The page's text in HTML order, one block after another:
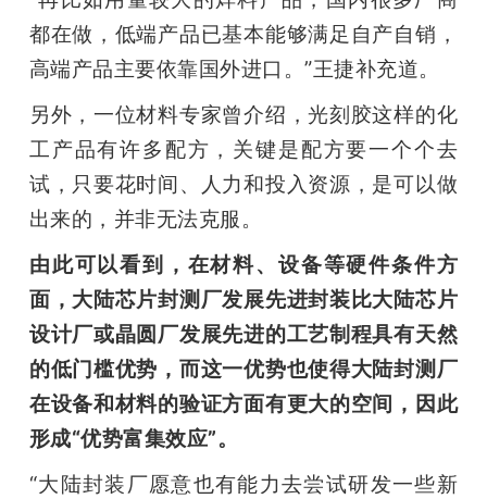
都在做，低端产品已基本能够满足自产自销，
高端产品主要依靠国外进口。”王捷补充道。
另外，一位材料专家曾介绍，光刻胶这样的化
工产品有许多配方，关键是配方要一个个去
试，只要花时间、人力和投入资源，是可以做
出来的，并非无法克服。
由此可以看到，在材料、设备等硬件条件方
面，大陆芯片封测厂发展先进封装比大陆芯片
设计厂或晶圆厂发展先进的工艺制程具有天然
的低门槛优势，而这一优势也使得大陆封测厂
在设备和材料的验证方面有更大的空间，因此
形成“优势富集效应”。
“大陆封装厂愿意也有能力去尝试研发一些新